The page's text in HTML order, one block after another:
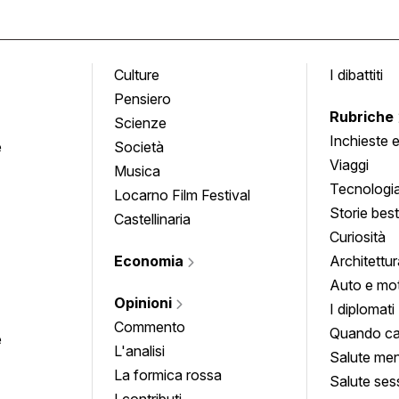
Culture
Pensiero
Scienze
Società
Musica
Locarno Film Festival
Castellinaria
Economia
Opinioni
Commento
L'analisi
La formica rossa
I dibattiti
Rubriche
Inchieste e
Viaggi
Storie
Curiosità
Auto e
I diplomati
Quando
Salute
Salute